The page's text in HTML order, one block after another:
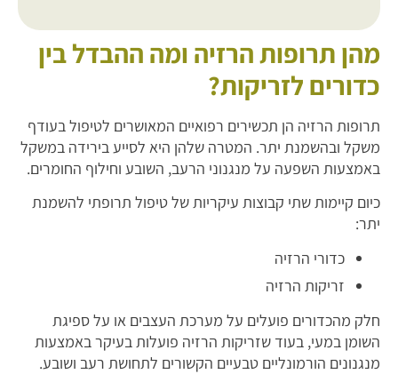
מהן תרופות הרזיה ומה ההבדל בין
כדורים לזריקות?
תרופות הרזיה הן תכשירים רפואיים המאושרים לטיפול בעודף
משקל ובהשמנת יתר. המטרה שלהן היא לסייע בירידה במשקל
באמצעות השפעה על מנגנוני הרעב, השובע וחילוף החומרים.
כיום קיימות שתי קבוצות עיקריות של טיפול תרופתי להשמנת
יתר:
כדורי הרזיה
זריקות הרזיה
חלק מהכדורים פועלים על מערכת העצבים או על ספיגת
השומן במעי, בעוד שזריקות הרזיה פועלות בעיקר באמצעות
מנגנונים הורמונליים טבעיים הקשורים לתחושת רעב ושובע.